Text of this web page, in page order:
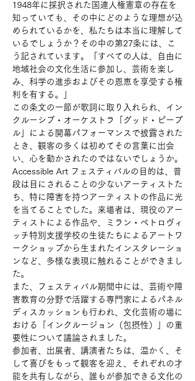
1948年に採択された国連人権憲章の存在を
知っていても、その中にどのような理想が込
められているかを、私たちは本当に理解して
いるでしょうか？その中の第27条には、こ
う記されています。「すべての人は、自由に
地域社会の文化生活に参加し、芸術を楽し
み、科学の進歩およびその恩恵を享受する権
利を有する。」
この条文の一節が歌詞に取り入れられ、イン
クルーシブ・オーケストラ「グッド・ピープ
ル」による開幕パフォーマンスで披露された
とき、観客の多くは初めてその言葉に出会
い、心を動かされたのではないでしょうか。
Accessible Art フェスティバルの目的は、普
段は目にされることの少ないアーティストた
ち、特に障害を持つアーティストの作品に光
を当てることでした。来場者は、現役のアー
ティストによる作品や、ミラン・ペトロヴィ
ッチ特別支援学校の生徒たちによるアートワ
ークショップから生まれたインスタレーショ
ンなど、多様な表現に触れることができまし
た。
また、フェスティバル期間中には、芸術や障
害教育の分野で活躍する専門家によるパネル
ディスカッションも行われ、文化芸術の場に
おける「インクルージョン（包摂性）」の重
要性について議論されました。
参加者、出展者、講演者たちは、温かく、そ
して喜びをもって観客を迎え、それぞれの才
能を共有しながら、誰もが参加できる文化の